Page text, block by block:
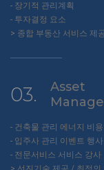
- 장기적 관리계획
- 투자결정 요소
> 종합 부동산 서비스 제
03.
Asset
- 건축물 관리 에너지 비
- 입주사 관리 이벤트 행사
- 전문서비스 서비스 강사